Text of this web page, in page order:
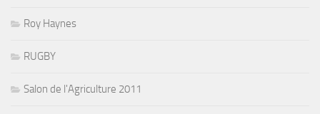
Roy Haynes
RUGBY
Salon de l'Agriculture 2011